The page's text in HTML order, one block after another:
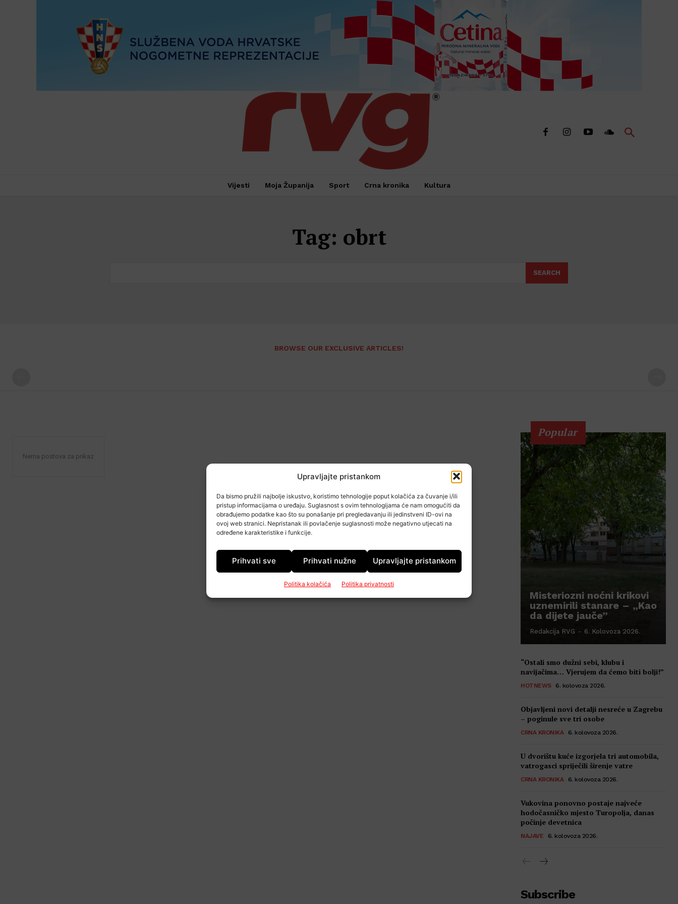
Upravljajte pristankom
Da bismo pružili najbolje iskustvo, koristimo tehnologije poput kolačića za čuvanje i/ili
pristup informacijama o uređaju. Suglasnost s ovim tehnologijama će nam omogućiti da
obrađujemo podatke kao što su ponašanje pri pregledavanju ili jedinstveni ID-ovi na
ovoj web stranici. Nepristanak ili povlačenje suglasnosti može negativno utjecati na
određene karakteristike i funkcije.
Prihvati sve Prihvati nužne Upravljajte pristankom
Politika kolačića Politika privatnosti
Vijesti Moja Županija Sport Crna kronika Kultura
Tag: obrt
SEARCH
BROWSE OUR EXCLUSIVE ARTICLES!
Nema postova za prikaz
Popular
Misteriozni noćni krikovi
uznemirili stanare – „Kao
da dijete jauče”
Redakcija RVG - 6. Kolovoza 2026.
“Ostali smo dužni sebi, klubu i
navijačima… Vjerujem da ćemo biti bolji!”
HOTNEWS 6. kolovoza 2026.
Objavljeni novi detalji nesreće u Zagrebu
– poginule sve tri osobe
CRNA KRONIKA 6. kolovoza 2026.
U dvorištu kuće izgorjela tri automobila,
vatrogasci spriječili širenje vatre
CRNA KRONIKA 6. kolovoza 2026.
Vukovina ponovno postaje najveće
hodočasničko mjesto Turopolja, danas
počinje devetnica
NAJAVE 6. kolovoza 2026.
Subscribe